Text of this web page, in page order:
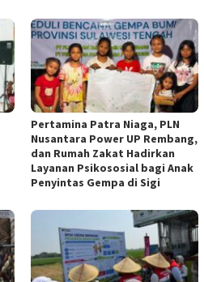
Pertamina Patra Niaga, PLN
Nusantara Power UP Rembang,
dan Rumah Zakat Hadirkan
Layanan Psikososial bagi Anak
Penyintas Gempa di Sigi